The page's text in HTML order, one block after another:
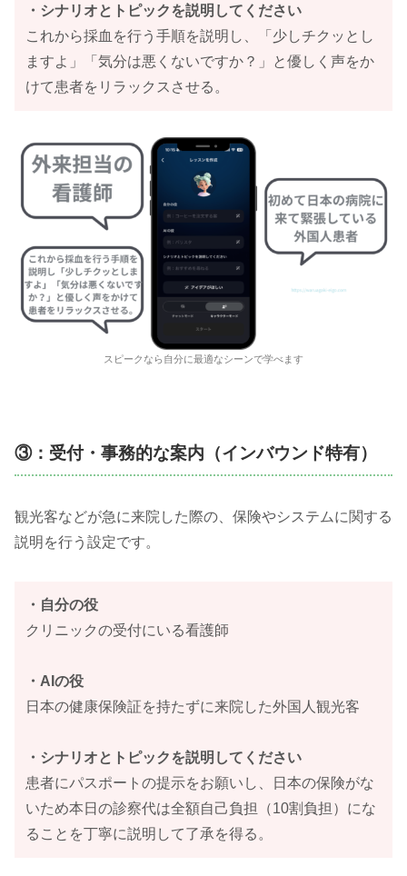
・シナリオとトピックを説明してください
これから採血を行う手順を説明し、「少しチクッとし
ますよ」「気分は悪くないですか？」と優しく声をか
けて患者をリラックスさせる。
スピークなら自分に最適なシーンで学べます
③：受付・事務的な案内（インバウンド特有）
観光客などが急に来院した際の、保険やシステムに関する
説明を行う設定です。
・自分の役
クリニックの受付にいる看護師
・AIの役
日本の健康保険証を持たずに来院した外国人観光客
・シナリオとトピックを説明してください
患者にパスポートの提示をお願いし、日本の保険がな
いため本日の診察代は全額自己負担（10割負担）にな
ることを丁寧に説明して了承を得る。